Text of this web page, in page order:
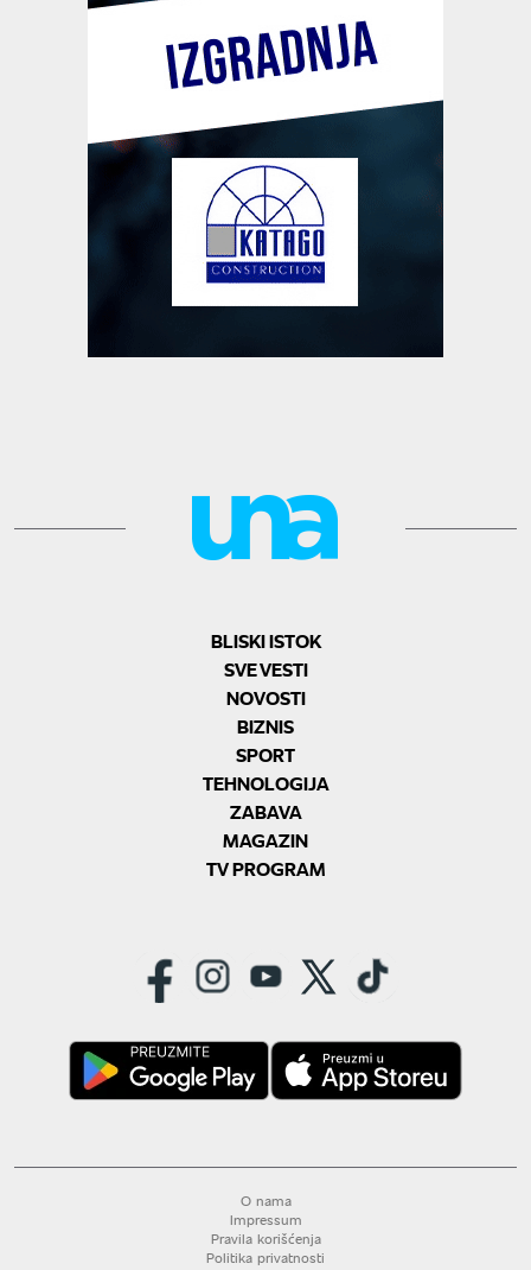
BLISKI ISTOK
SVE VESTI
NOVOSTI
BIZNIS
SPORT
TEHNOLOGIJA
ZABAVA
MAGAZIN
TV PROGRAM
O nama
Impressum
Pravila korišćenja
Politika privatnosti